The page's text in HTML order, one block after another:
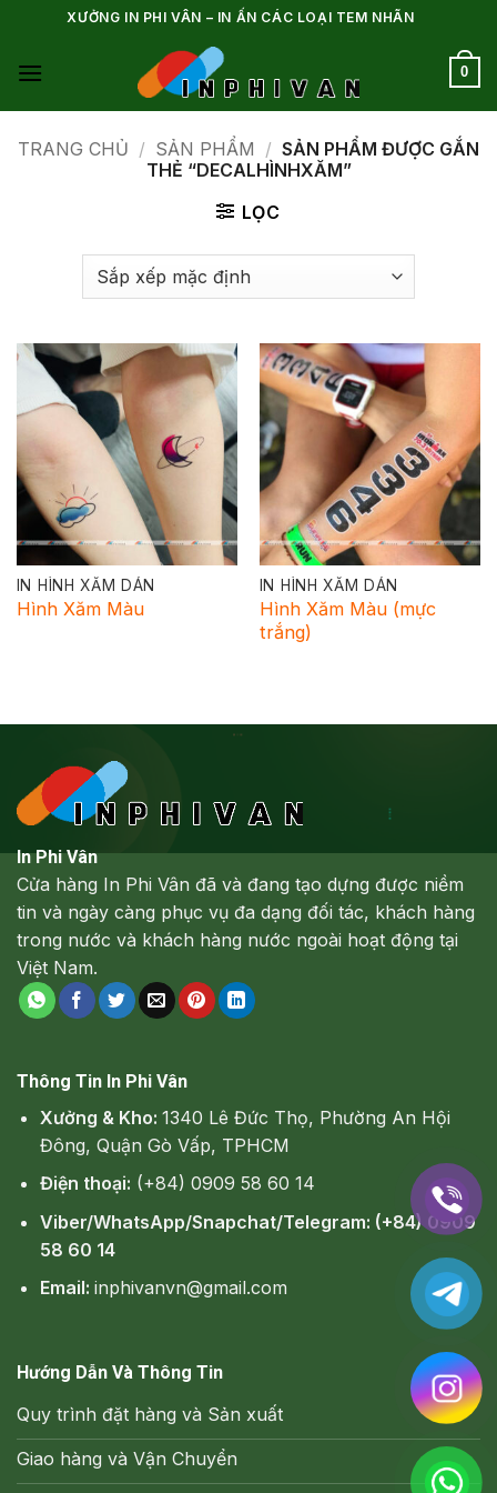
nội
XƯỞNG IN PHI VÂN – IN ẤN CÁC LOẠI TEM NHÃN
0
TRANG CHỦ / SẢN PHẨM / SẢN PHẨM ĐƯỢC GẮN
THẺ “DECALHÌNHXĂM”
LỌC
IN HÌNH XĂM DÁN
Hình Xăm Màu
IN HÌNH XĂM DÁN
Hình Xăm Màu (mực
trắng)
In Phi Vân
Cửa hàng In Phi Vân đã và đang tạo dựng được niềm
tin và ngày càng phục vụ đa dạng đối tác, khách hàng
trong nước và khách hàng nước ngoài hoạt động tại
Việt Nam.
Thông Tin In Phi Vân
Xưởng & Kho: 1340 Lê Đức Thọ, Phường An Hội
Đông, Quận Gò Vấp, TPHCM
Điện thoại: (+84) 0909 58 60 14
Viber/WhatsApp/Snapchat/Telegram: (+84) 0909
58 60 14
Email: inphivanvn@gmail.com
Hướng Dẫn Và Thông Tin
Quy trình đặt hàng và Sản xuất
Giao hàng và Vận Chuyển